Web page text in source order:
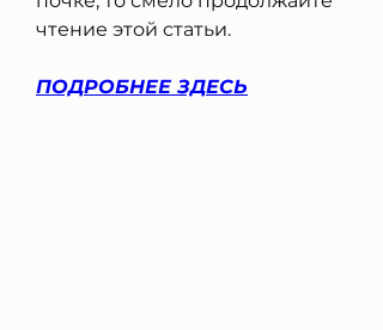
чтение этой статьи.
ПОДРОБНЕЕ ЗДЕСЬ